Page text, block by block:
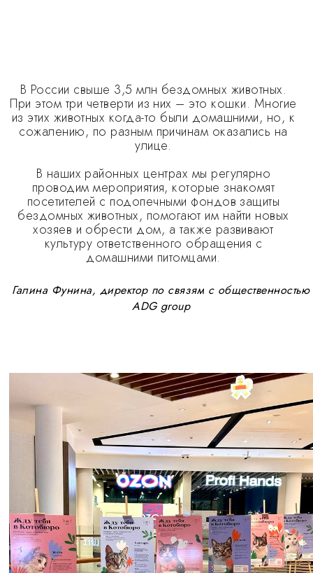
В России свыше 3,5 млн бездомных животных.
При этом три четверти из них – это кошки. Многие
из этих животных когда-то были домашними, но, к
сожалению, по разным причинам оказались на
улице.
В наших районных центрах мы регулярно
проводим мероприятия, которые знакомят
посетителей с подопечными фондов защиты
бездомных животных, помогают им найти новых
хозяев и обрести дом, а также развивают
культуру ответственного обращения с
домашними питомцами.
Галина Фунина, директор по связям с общественностью
ADG group